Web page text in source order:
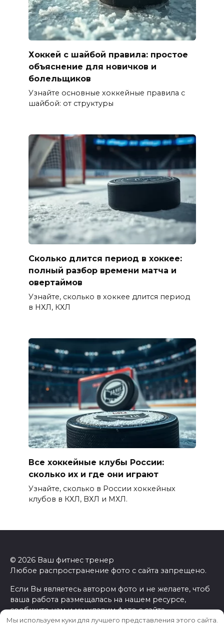
Хоккей с шайбой правила: простое
объяснение для новичков и
болельщиков
Узнайте основные хоккейные правила с
шайбой: от структуры
Сколько длится период в хоккее:
полный разбор времени матча и
овертаймов
Узнайте, сколько в хоккее длится период
в НХЛ, КХЛ
Все хоккейные клубы России:
сколько их и где они играют
Узнайте, сколько в России хоккейных
клубов в КХЛ, ВХЛ и МХЛ.
© 2026 Ваш фитнес тренер
Любое распространение фото с сайта запрещено.
Если Вы являетесь автором фото и не желаете, чтоб
ваша работа размещалась на нашем ресурсе,
сообщите нам и мы удалим фото с сайта.
Мы используем куки для лучшего представления этого сайта.